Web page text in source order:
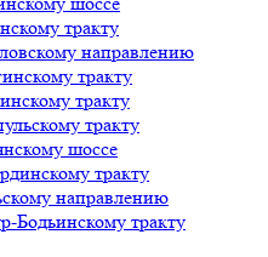
тракту
направлению
тракту
тракту
тракту
шоссе
тракту
направлению
Бодьинскому тракту